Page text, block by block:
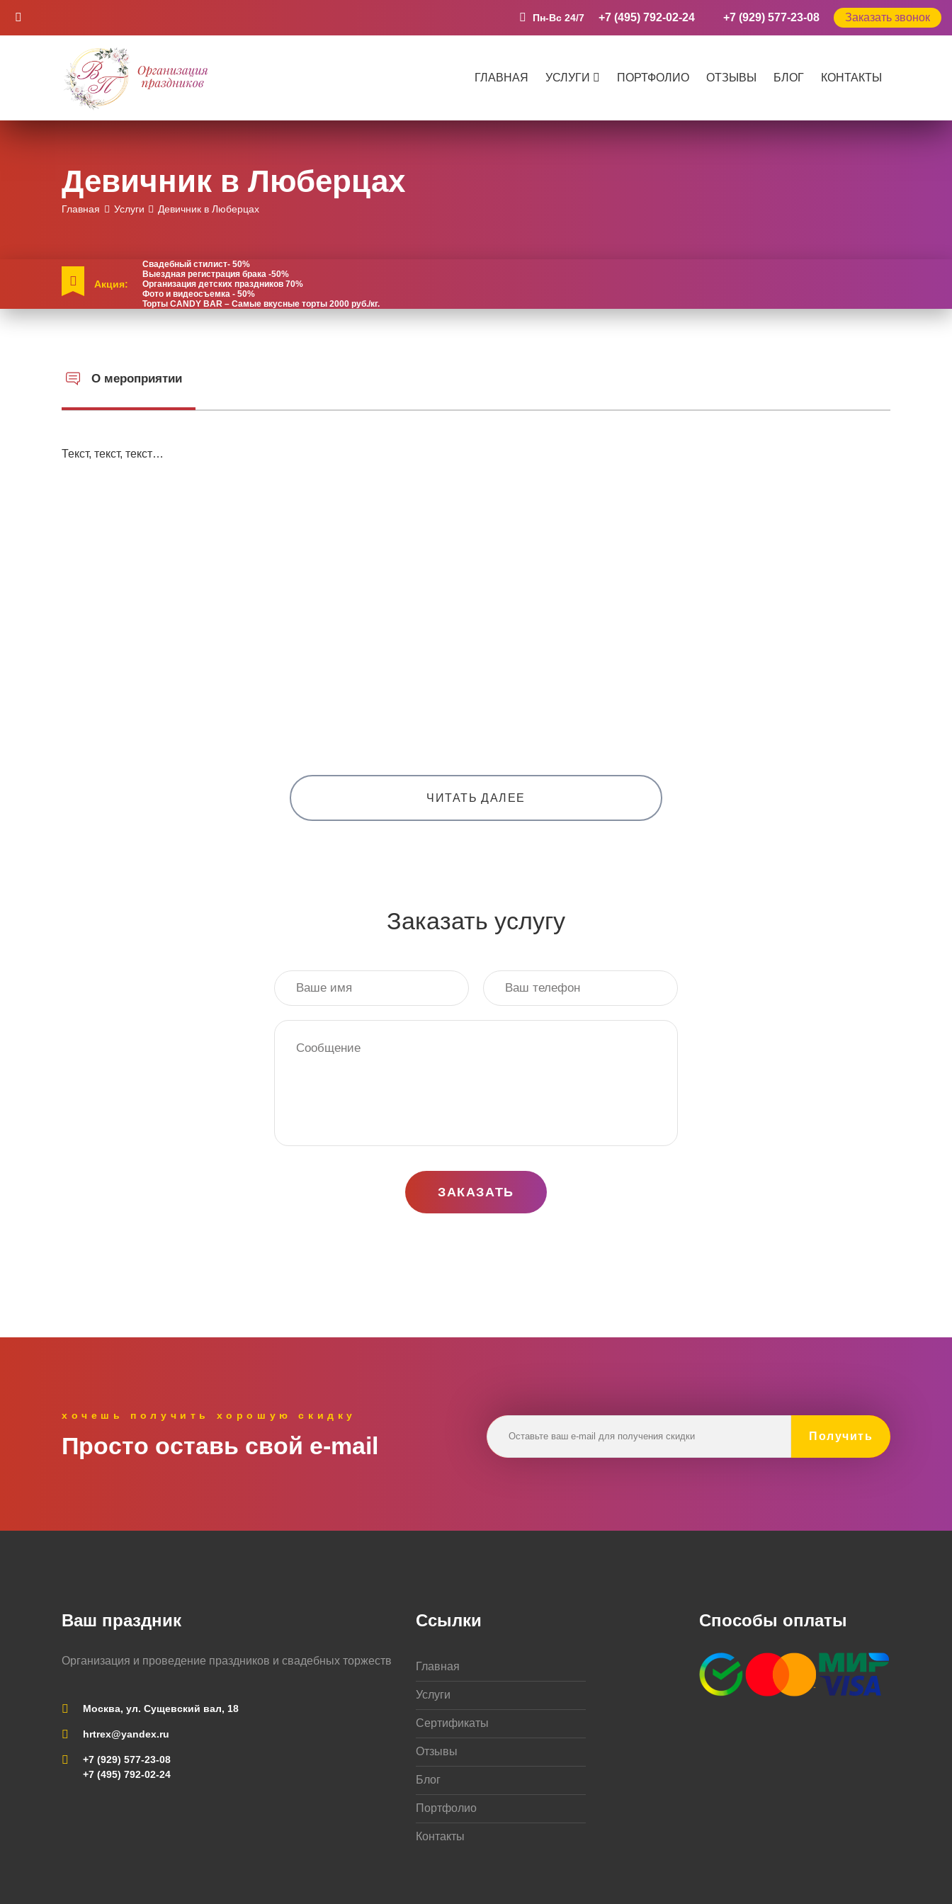
Пн-Вс 24/7 +7 (495) 792-02-24 +7 (929) 577-23-08 Заказать звонок
ГЛАВНАЯ УСЛУГИ ПОРТФОЛИО ОТЗЫВЫ БЛОГ КОНТАКТЫ
Девичник в Люберцах
Главная Услуги Девичник в Люберцах
Акция:
Свадебный стилист- 50%
Выездная регистрация брака -50%
Организация детских праздников 70%
Фото и видеосъемка - 50%
Торты CANDY BAR – Самые вкусные торты 2000 руб./кг.
О мероприятии
Текст, текст, текст…
ЧИТАТЬ ДАЛЕЕ
Заказать услугу
ЗАКАЗАТЬ
хочешь получить хорошую скидку
Просто оставь свой e‑mail Получить
Ваш праздник
Организация и проведение праздников и свадебных торжеств
Москва, ул. Сущевский вал, 18
hrtrex@yandex.ru
+7 (929) 577-23-08
+7 (495) 792-02-24
Ссылки
Главная
Услуги
Сертификаты
Отзывы
Блог
Портфолио
Контакты
Способы оплаты